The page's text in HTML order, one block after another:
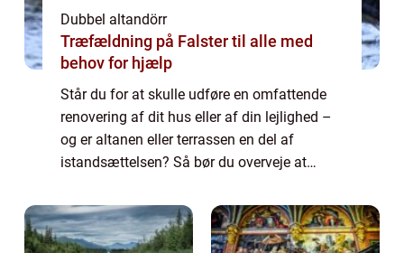
Dubbel altandörr
Træfældning på Falster til alle med
behov for hjælp
Står du for at skulle udføre en omfattende
renovering af dit hus eller af din lejlighed –
og er altanen eller terrassen en del af
istandsættelsen? Så bør du overveje at